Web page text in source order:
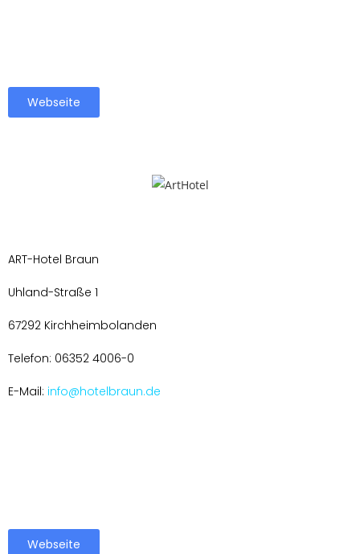
Webseite
ART-Hotel Braun
Uhland-Straße 1
67292 Kirchheimbolanden
Telefon: 06352 4006-0
E-Mail: info@hotelbraun.de
Webseite